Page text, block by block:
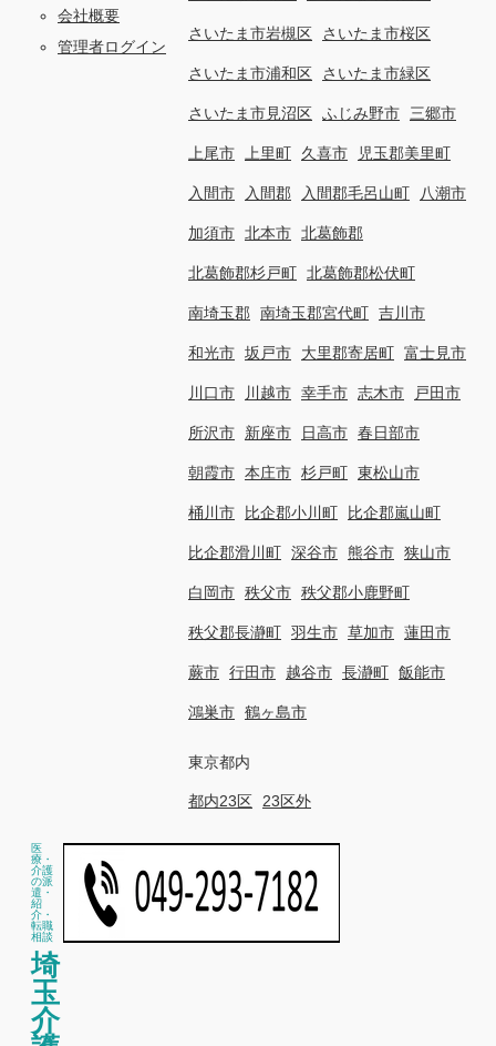
会社概要
管理者ログイン
さいたま市岩槻区 さいたま市桜区
さいたま市浦和区 さいたま市緑区
さいたま市見沼区 ふじみ野市 三郷市
上尾市 上里町 久喜市 児玉郡美里町
入間市 入間郡 入間郡毛呂山町 八潮市
加須市 北本市 北葛飾郡
北葛飾郡杉戸町 北葛飾郡松伏町
南埼玉郡 南埼玉郡宮代町 吉川市
和光市 坂戸市 大里郡寄居町 富士見市
川口市 川越市 幸手市 志木市 戸田市
所沢市 新座市 日高市 春日部市
朝霞市 本庄市 杉戸町 東松山市
桶川市 比企郡小川町 比企郡嵐山町
比企郡滑川町 深谷市 熊谷市 狭山市
白岡市 秩父市 秩父郡小鹿野町
秩父郡長瀞町 羽生市 草加市 蓮田市
蕨市 行田市 越谷市 長瀞町 飯能市
鴻巣市 鶴ヶ島市
東京都内
都内23区 23区外
医
療・
介護
の派
遣・
紹
介・
転職
相談
埼
玉
介